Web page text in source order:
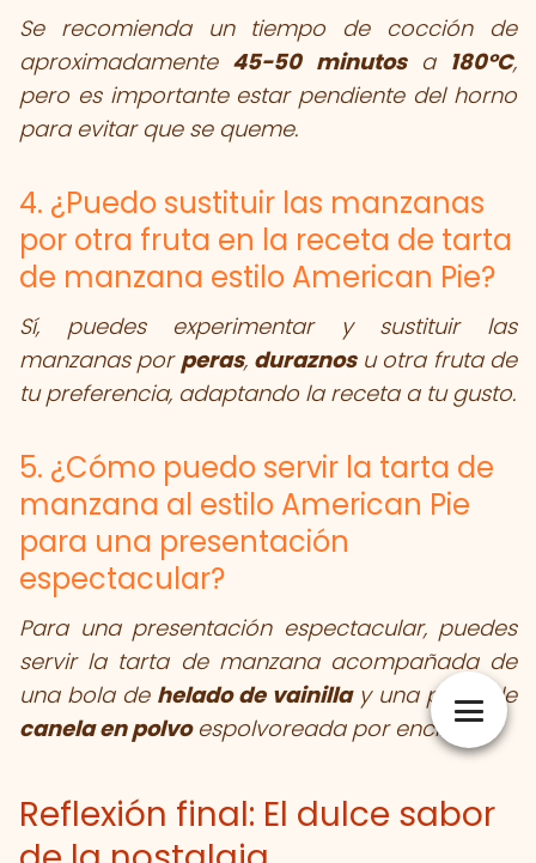
Se recomienda un tiempo de cocción de
aproximadamente 45-50 minutosa 180°C,
pero es importante estar pendiente del horno
para evitar que se queme.
4. ¿Puedo sustituir las manzanas
por otra fruta en la receta de tarta
de manzana estilo American Pie?
Sí, puedes experimentar y sustituir las
manzanas por peras, duraznosu otra fruta de
tu preferencia, adaptando la receta a tu gusto.
5. ¿Cómo puedo servir la tarta de
manzana al estilo American Pie
para una presentación
espectacular?
Para una presentación espectacular, puedes
servir la tarta de manzana acompañada de
una bola de helado de vainillay una pizca de
canela en polvoespolvoreada por encima.
Reflexión final: El dulce sabor